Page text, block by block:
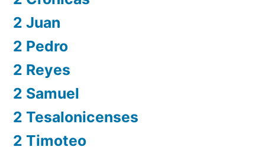
2 Juan
2 Pedro
2 Reyes
2 Samuel
2 Tesalonicenses
2 Timoteo